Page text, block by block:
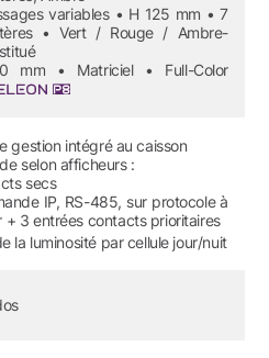
variables • H 125 mm • 7
• Vert / Rouge / Ambre-
mm • Matriciel • Full-Color
gestion intégré au caisson
selon afficheurs :
secs
IP, RS-485, sur protocole à
+ 3 entrées contacts prioritaires
la luminosité par cellule jour/nuit